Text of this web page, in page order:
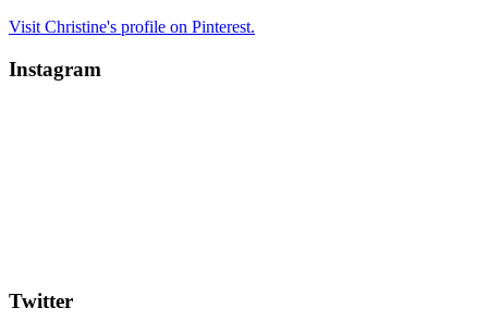
Visit Christine's profile on Pinterest.
Instagram
Twitter